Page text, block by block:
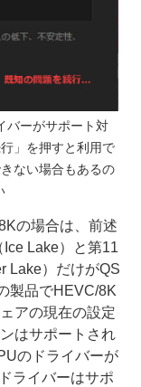
バーがサポート対
」を押すと利用で
ない場合もあるの
の場合は、前述
Lake）と第11
Lake）だけがQS
製品でHEVC/8K
アの現在の設定
はサポートされ
のドライバーが
ライバーはサポ